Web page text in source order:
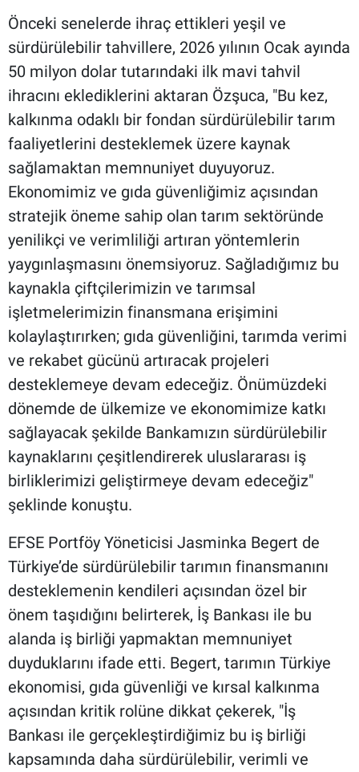
Önceki senelerde ihraç ettikleri yeşil ve
sürdürülebilir tahvillere, 2026 yılının Ocak ayında
50 milyon dolar tutarındaki ilk mavi tahvil
ihracını eklediklerini aktaran Özşuca, "Bu kez,
kalkınma odaklı bir fondan sürdürülebilir tarım
faaliyetlerini desteklemek üzere kaynak
sağlamaktan memnuniyet duyuyoruz.
Ekonomimiz ve gıda güvenliğimiz açısından
stratejik öneme sahip olan tarım sektöründe
yenilikçi ve verimliliği artıran yöntemlerin
yaygınlaşmasını önemsiyoruz. Sağladığımız bu
kaynakla çiftçilerimizin ve tarımsal
işletmelerimizin finansmana erişimini
kolaylaştırırken; gıda güvenliğini, tarımda verimi
ve rekabet gücünü artıracak projeleri
desteklemeye devam edeceğiz. Önümüzdeki
dönemde de ülkemize ve ekonomimize katkı
sağlayacak şekilde Bankamızın sürdürülebilir
kaynaklarını çeşitlendirerek uluslararası iş
birliklerimizi geliştirmeye devam edeceğiz"
şeklinde konuştu.
EFSE Portföy Yöneticisi Jasminka Begert de
Türkiye’de sürdürülebilir tarımın finansmanını
desteklemenin kendileri açısından özel bir
önem taşıdığını belirterek, İş Bankası ile bu
alanda iş birliği yapmaktan memnuniyet
duyduklarını ifade etti. Begert, tarımın Türkiye
ekonomisi, gıda güvenliği ve kırsal kalkınma
açısından kritik rolüne dikkat çekerek, "İş
Bankası ile gerçekleştirdiğimiz bu iş birliği
kapsamında daha sürdürülebilir, verimli ve